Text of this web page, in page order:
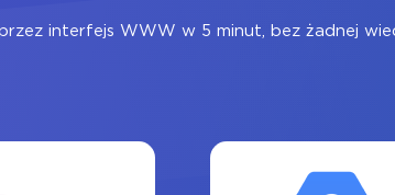
interfejs WWW w 5 minut, bez żadnej